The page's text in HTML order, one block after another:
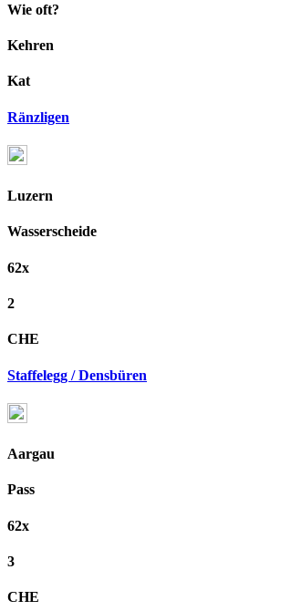
Wie oft?
Kehren
Kat
Ränzligen
Luzern
Wasserscheide
62x
2
CHE
Staffelegg / Densbüren
Aargau
Pass
62x
3
CHE